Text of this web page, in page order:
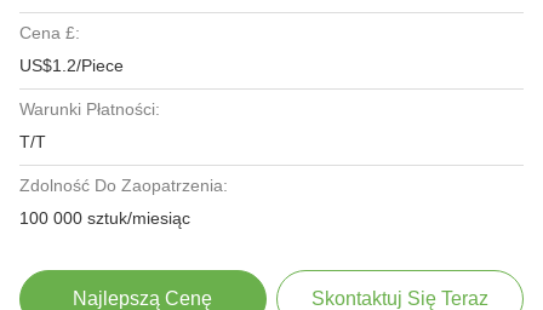
Cena £:
US$1.2/Piece
Warunki Płatności:
T/T
Zdolność Do Zaopatrzenia:
100 000 sztuk/miesiąc
Najlepszą Cenę Skontaktuj Się Teraz